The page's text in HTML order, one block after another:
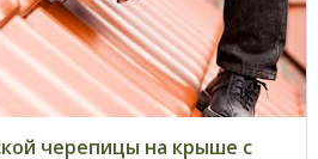
черепицы на крыше с